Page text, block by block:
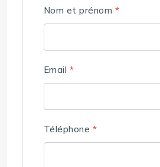
Nom et prénom *
Email *
Téléphone *